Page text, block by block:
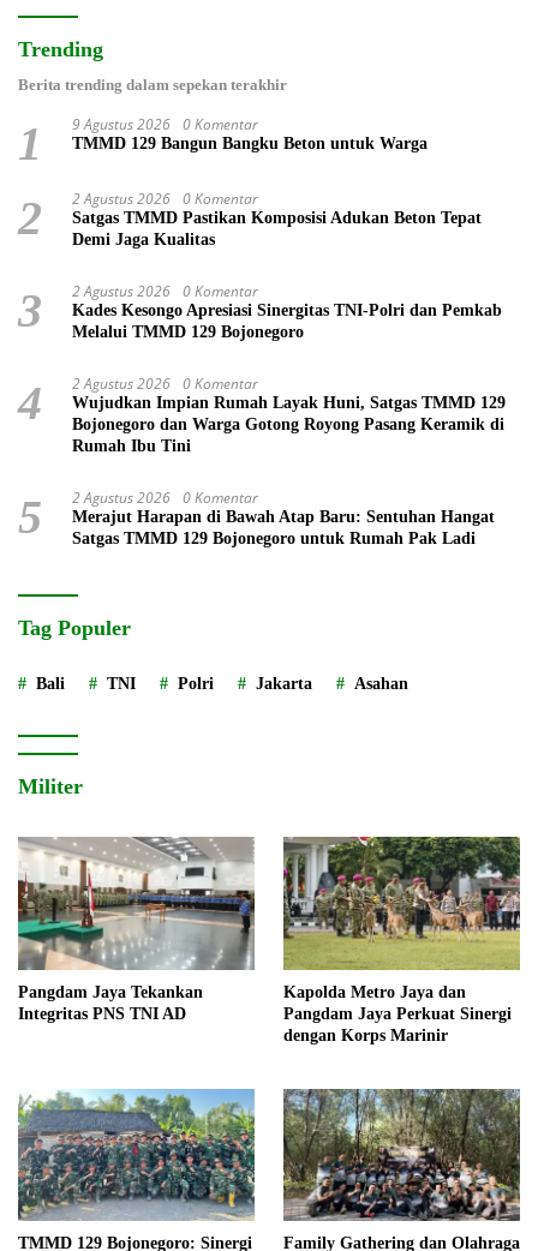
Trending
Berita trending dalam sepekan terakhir
1 9 Agustus 2026 0 Komentar
TMMD 129 Bangun Bangku Beton untuk Warga
2 2 Agustus 2026 0 Komentar
Satgas TMMD Pastikan Komposisi Adukan Beton Tepat
Demi Jaga Kualitas
3 2 Agustus 2026 0 Komentar
Kades Kesongo Apresiasi Sinergitas TNI-Polri dan Pemkab
Melalui TMMD 129 Bojonegoro
4 2 Agustus 2026 0 Komentar
Wujudkan Impian Rumah Layak Huni, Satgas TMMD 129
Bojonegoro dan Warga Gotong Royong Pasang Keramik di
Rumah Ibu Tini
5 2 Agustus 2026 0 Komentar
Merajut Harapan di Bawah Atap Baru: Sentuhan Hangat
Satgas TMMD 129 Bojonegoro untuk Rumah Pak Ladi
Tag Populer
Bali TNI Polri Jakarta Asahan
Militer
Pangdam Jaya Tekankan
Integritas PNS TNI AD
Kapolda Metro Jaya dan
Pangdam Jaya Perkuat Sinergi
dengan Korps Marinir
TMMD 129 Bojonegoro: Sinergi
Family Gathering dan Olahraga